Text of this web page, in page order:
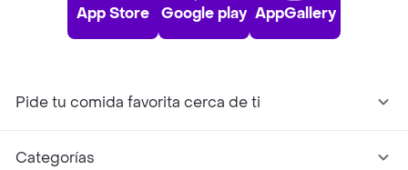
App Store Google play AppGallery
Pide tu comida favorita cerca de ti
Categorías